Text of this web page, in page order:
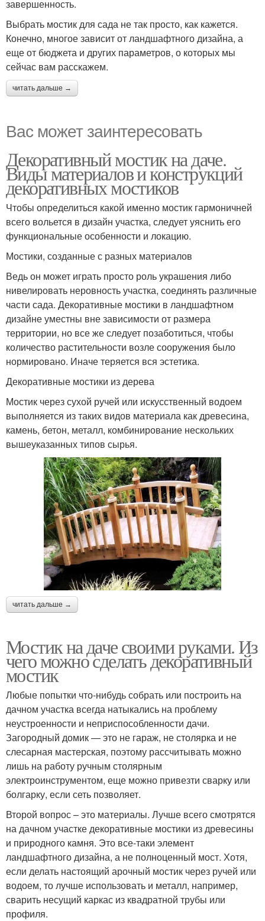
завершенность.
Выбрать мостик для сада не так просто, как кажется.
Конечно, многое зависит от ландшафтного дизайна, а
еще от бюджета и других параметров, о которых мы
сейчас вам расскажем.
читать дальше →
Вас может заинтересовать
Декоративный мостик на даче.
Виды материалов и конструкций
декоративных мостиков
Чтобы определиться какой именно мостик гармоничней
всего вольется в дизайн участка, следует уяснить его
функциональные особенности и локацию.
Мостики, созданные с разных материалов
Ведь он может играть просто роль украшения либо
нивелировать неровность участка, соединять различные
части сада. Декоративные мостики в ландшафтном
дизайне уместны вне зависимости от размера
территории, но все же следует позаботиться, чтобы
количество растительности возле сооружения было
нормировано. Иначе теряется вся эстетика.
Декоративные мостики из дерева
Мостик через сухой ручей или искусственный водоем
выполняется из таких видов материала как древесина,
камень, бетон, металл, комбинирование нескольких
вышеуказанных типов сырья.
читать дальше →
Мостик на даче своими руками. Из
чего можно сделать декоративный
мостик
Любые попытки что-нибудь собрать или построить на
дачном участка всегда натыкались на проблему
неустроенности и неприспособленности дачи.
Загородный домик — это не гараж, не столярка и не
слесарная мастерская, поэтому рассчитывать можно
лишь на работу ручным столярным
электроинструментом, еще можно привезти сварку или
болгарку, если сеть позволяет.
Второй вопрос – это материалы. Лучше всего смотрятся
на дачном участке декоративные мостики из древесины
и природного камня. Это все-таки элемент
ландшафтного дизайна, а не полноценный мост. Хотя,
если делать настоящий арочный мостик через ручей или
водоем, то лучше использовать и металл, например,
сварить несущий каркас из квадратной трубы или
профиля.